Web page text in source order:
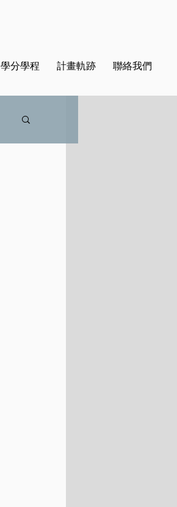
學分學程 計畫軌跡 聯絡我們